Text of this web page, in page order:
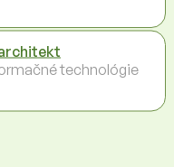
technológie